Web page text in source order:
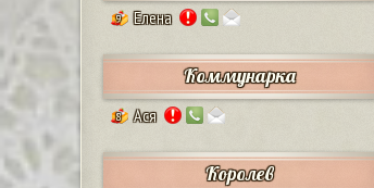
9 Елена
Коммунарка
8 Ася
Королев